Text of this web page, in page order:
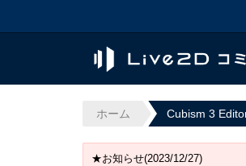
ホーム Cubism 3
★お知らせ(2023/12/27)